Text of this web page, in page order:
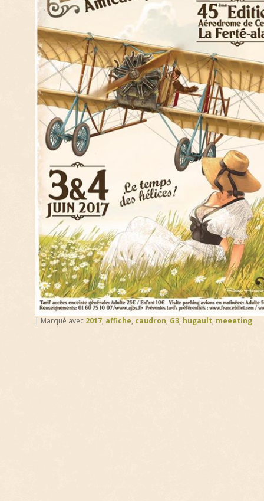
| Marqué avec 2017, affiche, caudron, G3, hugault, meeeting